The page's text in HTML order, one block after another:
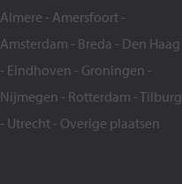
Almere - Amersfoort -
Amsterdam - Breda - Den Haag
- Eindhoven - Groningen -
Nijmegen - Rotterdam -Tilburg
- Utrecht - Overige plaatsen